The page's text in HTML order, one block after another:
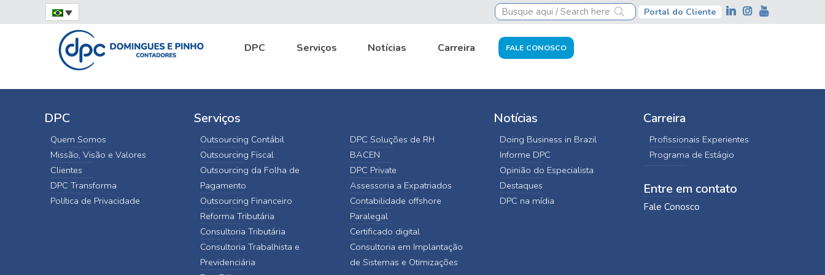
Portal do Cliente
DPC Serviços Notícias Carreira FALE CONOSCO
Home BACEN
DPC
Quem Somos
Missão, Visão e Valores
Clientes
DPC Transforma
Política de Privacidade
Serviços
Outsourcing Contábil
Outsourcing Fiscal
Outsourcing da Folha de
Pagamento
Outsourcing Financeiro
Reforma Tributária
Consultoria Tributária
Consultoria Trabalhista e
Previdenciária
DPC Soluções de RH
BACEN
DPC Private
Assessoria a Expatriados
Contabilidade offshore
Paralegal
Certificado digital
Consultoria em Implantação
de Sistemas e Otimizações
Notícias
Doing Business in Brazil
Informe DPC
Opinião do Especialista
Destaques
DPC na mídia
Carreira
Profissionais Experientes
Programa de Estágio
Entre em contato
Fale Conosco